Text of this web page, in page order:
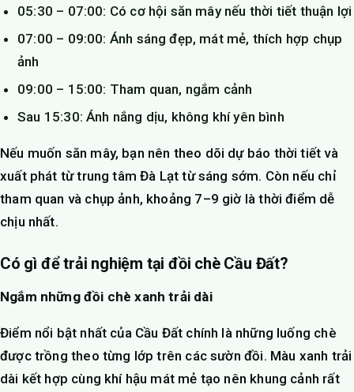
05:30 – 07:00: Có cơ hội săn mây nếu thời tiết thuận lợi
07:00 – 09:00: Ánh sáng đẹp, mát mẻ, thích hợp chụp
ảnh
09:00 – 15:00: Tham quan, ngắm cảnh
Sau 15:30: Ánh nắng dịu, không khí yên bình
Nếu muốn săn mây, bạn nên theo dõi dự báo thời tiết và
xuất phát từ trung tâm Đà Lạt từ sáng sớm. Còn nếu chỉ
tham quan và chụp ảnh, khoảng 7–9 giờ là thời điểm dễ
chịu nhất.
Có gì để trải nghiệm tại đồi chè Cầu Đất?
Ngắm những đồi chè xanh trải dài
Điểm nổi bật nhất của Cầu Đất chính là những luống chè
được trồng theo từng lớp trên các sườn đồi. Màu xanh trải
dài kết hợp cùng khí hậu mát mẻ tạo nên khung cảnh rất